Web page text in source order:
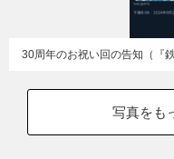
30周年のお祝い回の告知（『
写真をも